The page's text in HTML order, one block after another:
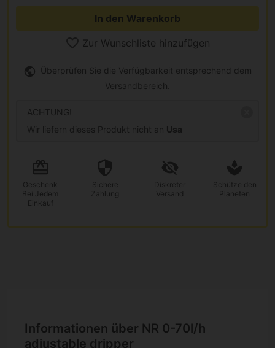
In den Warenkorb
Zur Wunschliste hinzufügen
Überprüfen Sie die Verfügbarkeit entsprechend dem
Versandbereich.
ACHTUNG!
Wir liefern dieses Produkt nicht an Usa
Geschenk
Bei Jedem
Einkauf
Sichere
Zahlung
Diskreter
Versand
Schütze den
Planeten
Informationen über NR 0-70l/h
adjustable dripper